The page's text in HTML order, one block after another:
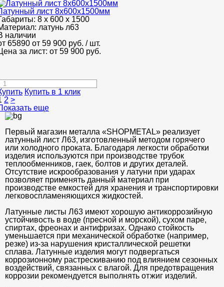
лист 8x600x1500мм
8 х 600 х 1500
латунь л63
наличии
65890 от 59 900 руб. / шт.
за лист: от 59 900 руб.
Купить в 1 клик
2 >
еще
Первый магазин металла «SHOPMETAL» реализует
латунный лист Л63, изготовленный методом горячего
или холодного проката. Благодаря легкости обработки
изделия используются при производстве трубок
теплообменников, гаек, болтов и других деталей.
Отсутствие искрообразования у латуни при ударах
позволяет применять данный материал при
производстве емкостей для хранения и транспортировки
легковоспламеняющихся жидкостей.
Латунные листы Л63 имеют хорошую антикоррозийную
устойчивость в воде (пресной и морской), сухом паре,
спиртах, фреонах и антифризах. Однако стойкость
уменьшается при механической обработке (например,
резке) из-за нарушения кристаллической решетки
сплава. Латунные изделия могут подвергаться
коррозионному растрескиванию под влиянием сезонных
воздействий, связанных с влагой. Для предотвращения
коррозии рекомендуется выполнять отжиг изделий.